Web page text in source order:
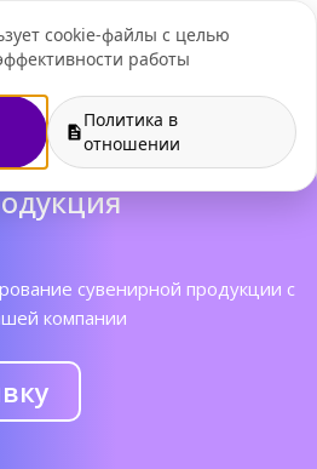
cookie-файлы с целью
работы
Политика в
отношении
+7 (495) 109-07-
сувенирной продукции с
компании